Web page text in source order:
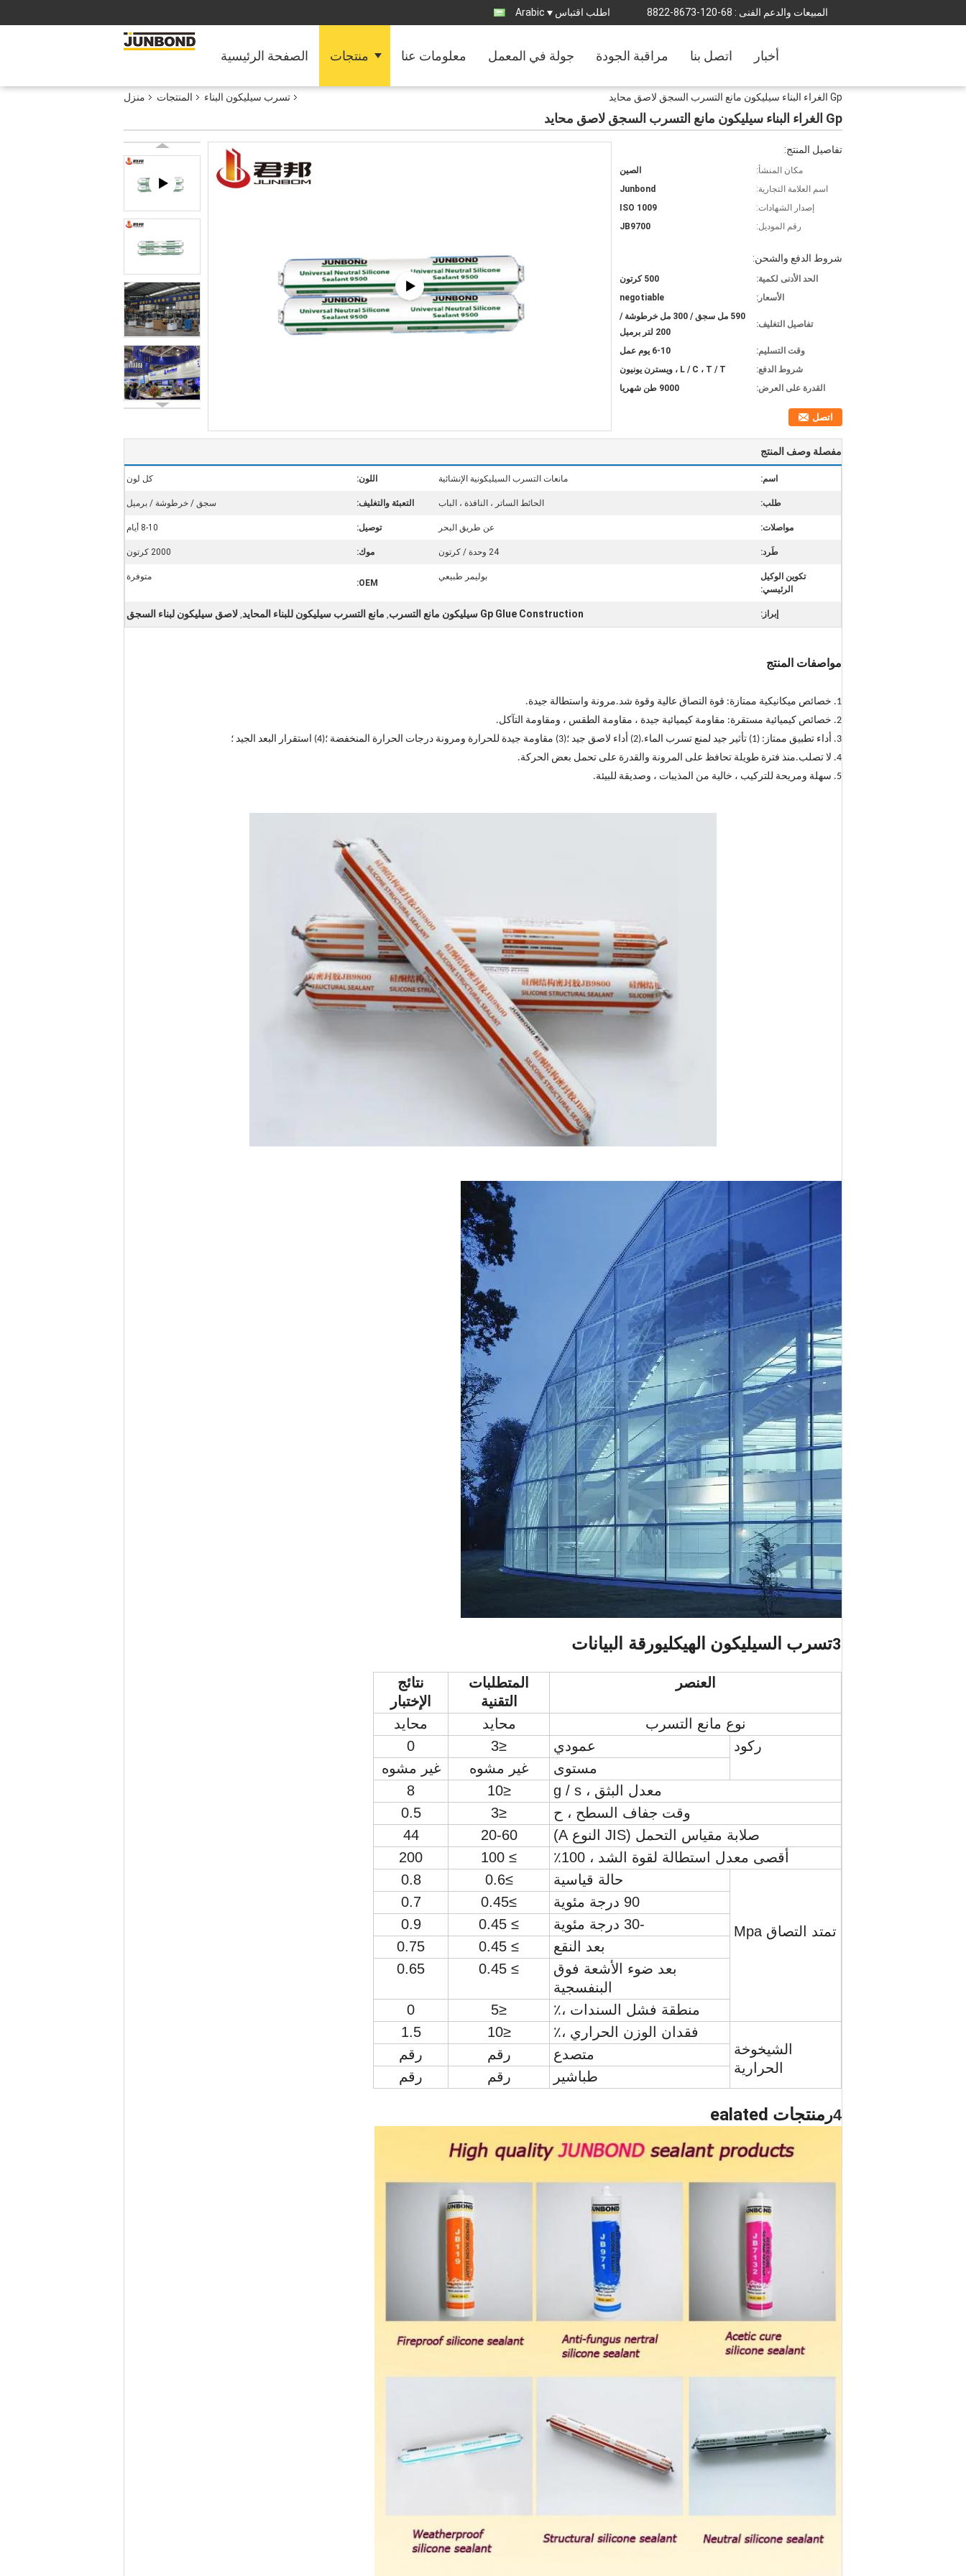
المبيعات والدعم الفنى : 86-021-3768-2288 اطلب اقتباس Arabic
الصفحة الرئيسية منتجات معلومات عنا جولة في المعمل مراقبة الجودة اتصل بنا أخبار
منزل المنتجات تسرب سيليكون البناء Gp الغراء البناء سيليكون مانع التسرب السجق لاصق محايد
Gp الغراء البناء سيليكون مانع التسرب السجق لاصق محايد
تفاصيل المنتج:
مكان المنشأ:
الصين
اسم العلامة التجارية:
Junbond
إصدار الشهادات:
ISO 1009
رقم الموديل:
JB9700
شروط الدفع والشحن:
الحد الأدنى لكمية:
500 كرتون
الأسعار:
negotiable
تفاصيل التغليف:
590 مل سجق / 300 مل خرطوشة /
200 لتر برميل
وقت التسليم:
6-10 يوم عمل
شروط الدفع:
L / C ، T / T ، ويسترن يونيون
القدرة على العرض:
9000 طن شهريا
اتصل
مفصلة وصف المنتج
اسم: مانعات التسرب السيليكونية الإنشائية اللون: كل لون
طلب: الحائط الساتر ، النافذة ، الباب التعبئة والتغليف: سجق / خرطوشة / برميل
مواصلات: عن طريق البحر توصيل: 8-10 أيام
طَرد: 24 وحدة / كرتون موك: 2000 كرتون
تكوين الوكيل
الرئيسي:
بوليمر طبيعي
OEM:
متوفرة
إبراز: Gp Glue Construction سيليكون مانع التسرب , مانع التسرب سيليكون للبناء المحايد, لاصق سيليكون لبناء السجق
مواصفات المنتج
1. خصائص ميكانيكية ممتازة: قوة التصاق عالية وقوة شد.مرونة واستطالة جيدة.
2. خصائص كيميائية مستقرة: مقاومة كيميائية جيدة ، مقاومة الطقس ، ومقاومة التآكل.
3. أداء تطبيق ممتاز: (1) تأثير جيد لمنع تسرب الماء.(2) أداء لاصق جيد ؛(3) مقاومة جيدة للحرارة ومرونة درجات الحرارة المنخفضة ؛(4) استقرار البعد الجيد ؛
4. لا تصلب.منذ فترة طويلة تحافظ على المرونة والقدرة على تحمل بعض الحركة.
5. سهلة ومريحة للتركيب ، خالية من المذيبات ، وصديقة للبيئة.
3تسرب السيليكون الهيكليورقة البيانات
العنصر
المتطلبات
التقنية
نتائج
الإختبار
نوع مانع التسرب
محايد
محايد
ركود
عمودي ≤3
0
مستوى
غير مشوه
غير مشوه
معدل البثق ، g / s
≤10
8
وقت جفاف السطح ، ح
≤3
0.5
صلابة مقياس التحمل (JIS النوع A)
20-60
44
أقصى معدل استطالة لقوة الشد ، 100٪
≥ 100
200
تمتد التصاق Mpa
حالة قياسية ≥0.6
0.8
90 درجة مئوية
≥0.45
0.7
-30 درجة مئوية
≥ 0.45
0.9
بعد النقع
≥ 0.45
0.75
بعد ضوء الأشعة فوق
البنفسجية
≥ 0.45
0.65
منطقة فشل السندات ،٪ ≤5
0
الشيخوخة
الحرارية
فقدان الوزن الحراري ،٪ ≤10
1.5
متصدع
رقم
رقم
طباشير
رقم رقم
4ر منتجات ealated